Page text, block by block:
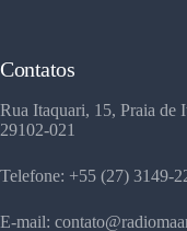
Contatos
Rua Itaquari, 15, Praia de
29102-021
Telefone: +55 (27) 3149-
E-mail: